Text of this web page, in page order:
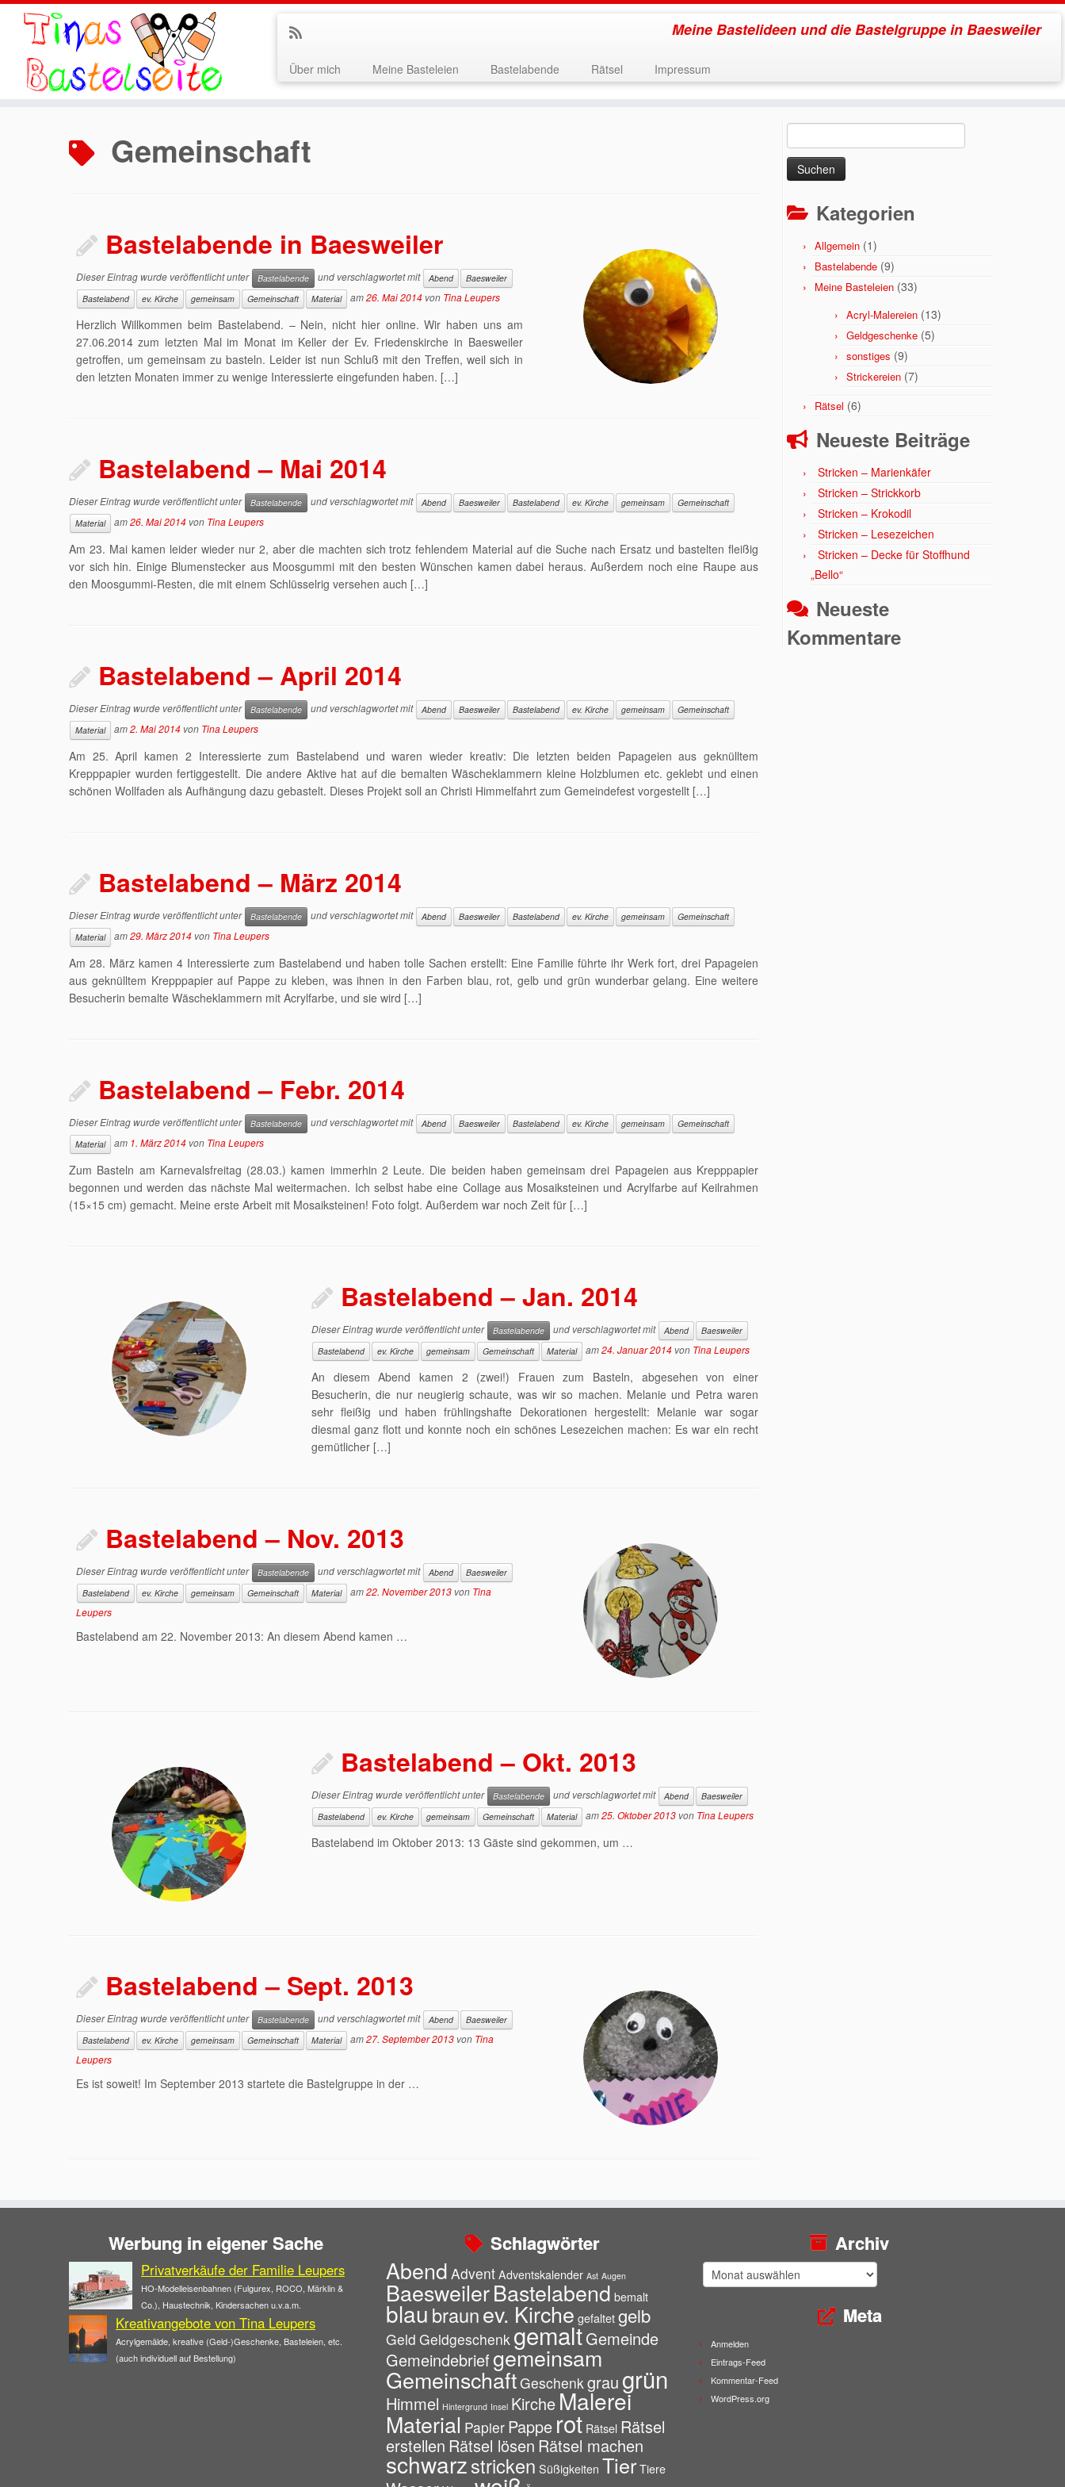
Meine Bastelideen und die Bastelgruppe in Baesweiler
Über mich Meine Basteleien Bastelabende Rätsel Impressum
Gemeinschaft
Bastelabende in Baesweiler
Dieser Eintrag wurde veröffentlicht unter Bastelabende und verschlagwortet mit Abend
Baesweiler
Bastelabend
ev. Kirche gemeinsam Gemeinschaft Material am26. Mai 2014 von Tina Leupers
Herzlich Willkommen beim Bastelabend. – Nein, nicht hier online. Wir haben uns am
27.06.2014 zum letzten Mal im Monat im Keller der Ev. Friedenskirche in Baesweiler
getroffen, um gemeinsam zu basteln. Leider ist nun Schluß mit den Treffen, weil sich in
den letzten Monaten immer zu wenige Interessierte eingefunden haben. […]
Bastelabend – Mai 2014
Dieser Eintrag wurde veröffentlicht unter Bastelabende und verschlagwortet mit Abend Baesweiler Bastelabend ev. Kirche gemeinsam
Gemeinschaft
Material
am26. Mai 2014 von Tina Leupers
Am 23. Mai kamen leider wieder nur 2, aber die machten sich trotz fehlendem Material auf die Suche nach Ersatz und bastelten fleißig
vor sich hin. Einige Blumenstecker aus Moosgummi mit den besten Wünschen kamen dabei heraus. Außerdem noch eine Raupe aus
den Moosgummi-Resten, die mit einem Schlüsselrig versehen auch […]
Bastelabend – April 2014
Dieser Eintrag wurde veröffentlicht unter Bastelabende und verschlagwortet mit Abend Baesweiler Bastelabend ev. Kirche gemeinsam
Gemeinschaft
Material
am2. Mai 2014 von Tina Leupers
Am 25. April kamen 2 Interessierte zum Bastelabend und waren wieder kreativ: Die letzten beiden Papageien aus geknülltem
Krepppapier wurden fertiggestellt. Die andere Aktive hat auf die bemalten Wäscheklammern kleine Holzblumen etc. geklebt und einen
schönen Wollfaden als Aufhängung dazu gebastelt. Dieses Projekt soll an Christi Himmelfahrt zum Gemeindefest vorgestellt […]
Bastelabend – März 2014
Dieser Eintrag wurde veröffentlicht unter Bastelabende und verschlagwortet mit Abend Baesweiler Bastelabend ev. Kirche gemeinsam
Gemeinschaft
Material
am29. März 2014 von Tina Leupers
Am 28. März kamen 4 Interessierte zum Bastelabend und haben tolle Sachen erstellt: Eine Familie führte ihr Werk fort, drei Papageien
aus geknülltem Krepppapier auf Pappe zu kleben, was ihnen in den Farben blau, rot, gelb und grün wunderbar gelang. Eine weitere
Besucherin bemalte Wäscheklammern mit Acrylfarbe, und sie wird […]
Bastelabend – Febr. 2014
Dieser Eintrag wurde veröffentlicht unter Bastelabende und verschlagwortet mit Abend Baesweiler Bastelabend ev. Kirche gemeinsam
Gemeinschaft
Material
am 1. März 2014 von Tina Leupers
Zum Basteln am Karnevalsfreitag (28.03.) kamen immerhin 2 Leute. Die beiden haben gemeinsam drei Papageien aus Krepppapier
begonnen und werden das nächste Mal weitermachen. Ich selbst habe eine Collage aus Mosaiksteinen und Acrylfarbe auf Keilrahmen
(15×15 cm) gemacht. Meine erste Arbeit mit Mosaiksteinen! Foto folgt. Außerdem war noch Zeit für […]
Bastelabend – Jan. 2014
Dieser Eintrag wurde veröffentlicht unter Bastelabende und verschlagwortet mit Abend
Baesweiler
Bastelabend
ev. Kirche gemeinsam Gemeinschaft Material am24. Januar 2014 von Tina Leupers
An diesem Abend kamen 2 (zwei!) Frauen zum Basteln, abgesehen von einer
Besucherin, die nur neugierig schaute, was wir so machen. Melanie und Petra waren
sehr fleißig und haben frühlingshafte Dekorationen hergestellt: Melanie war sogar
diesmal ganz flott und konnte noch ein schönes Lesezeichen machen: Es war ein recht
gemütlicher […]
Bastelabend – Nov. 2013
Dieser Eintrag wurde veröffentlicht unter Bastelabende und verschlagwortet mit Abend
Baesweiler
Bastelabend
ev. Kirche gemeinsam Gemeinschaft Material am22. November 2013 von Tina
Leupers
Bastelabend am 22. November 2013: An diesem Abend kamen …
Bastelabend – Okt. 2013
Dieser Eintrag wurde veröffentlicht unter Bastelabende und verschlagwortet mit Abend
Baesweiler
Bastelabend
ev. Kirche gemeinsam Gemeinschaft Material am25. Oktober 2013 von Tina Leupers
Bastelabend im Oktober 2013: 13 Gäste sind gekommen, um …
Bastelabend – Sept. 2013
Dieser Eintrag wurde veröffentlicht unter Bastelabende und verschlagwortet mit Abend
Baesweiler
Bastelabend
ev. Kirche gemeinsam Gemeinschaft Material am27. September 2013 von Tina
Leupers
Es ist soweit! Im September 2013 startete die Bastelgruppe in der …
nach:
Kategorien
Allgemein (1)
Bastelabende (9)
Meine Basteleien (33)
Acryl-Malereien (13)
Geldgeschenke (5)
sonstiges (9)
Strickereien (7)
Rätsel (6)
Neueste Beiträge
Stricken – Marienkäfer
Stricken – Strickkorb
Stricken – Krokodil
Stricken – Lesezeichen
Stricken – Decke für Stoffhund
„Bello“
Neueste
Kommentare
Werbung in eigener Sache
Privatverkäufe der Familie Leupers
HO-Modelleisenbahnen (Fulgurex, ROCO, Märklin &
Co.), Haustechnik, Kindersachen u.v.a.m.
Kreativangebote von Tina Leupers
Acrylgemälde, kreative (Geld-)Geschenke, Basteleien, etc.
(auch individuell auf Bestellung)
Schlagwörter
Abend AdventAdventskalender Ast Augen
BaesweilerBastelabend bemalt
blau braunev. Kirche gefaltetgelb
Geld Geldgeschenk gemaltGemeinde
Gemeindebriefgemeinsam
GemeinschaftGeschenkgrau grün
Himmel Hintergrund Insel Kirche Malerei
Material Papier Pappe rot Rätsel Rätsel
erstellen Rätsel lösen Rätsel machen
schwarzstricken Süßigkeiten TierTiere
Archiv
Archiv
Meta
Anmelden
Eintrags-Feed
Kommentar-Feed
WordPress.org